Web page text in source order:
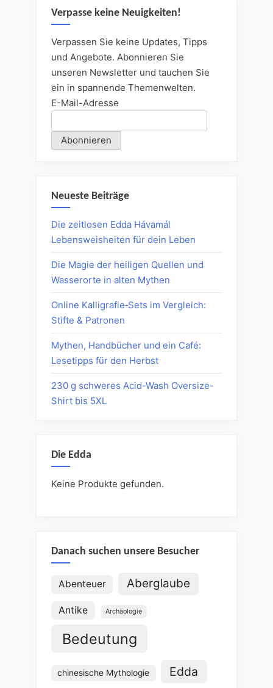
Verpasse keine Neuigkeiten!
Verpassen Sie keine Updates, Tipps
und Angebote. Abonnieren Sie
unseren Newsletter und tauchen Sie
ein in spannende Themenwelten.
E-Mail-Adresse
Neueste Beiträge
Die zeitlosen Edda Hávamál
Lebensweisheiten für dein Leben
Die Magie der heiligen Quellen und
Wasserorte in alten Mythen
Online Kalligrafie‑Sets im Vergleich:
Stifte & Patronen
Mythen, Handbücher und ein Café:
Lesetipps für den Herbst
230 g schweres Acid-Wash Oversize-
Shirt bis 5XL
Die Edda
Keine Produkte gefunden.
Danach suchen unsere Besucher
Abenteuer Aberglaube
Antike Archäologie
Bedeutung
chinesische Mythologie Edda